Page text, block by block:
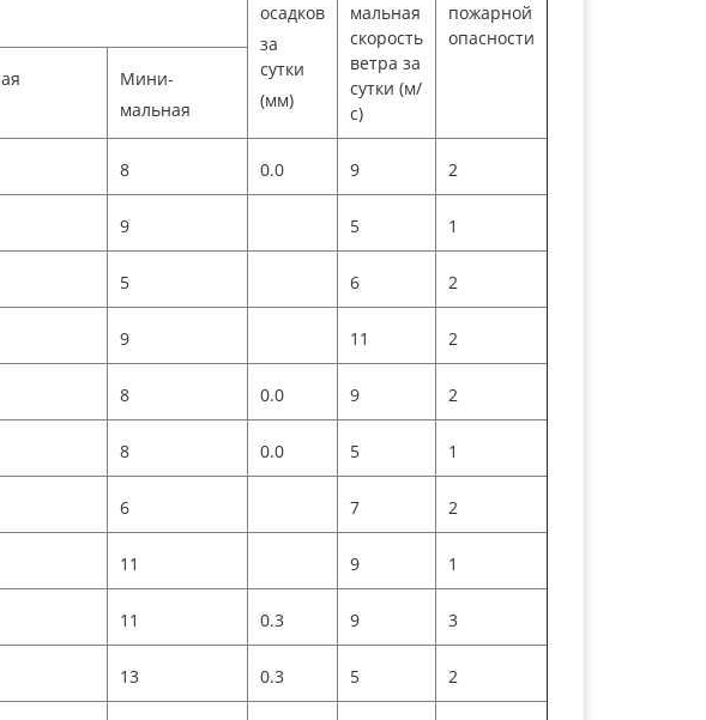
осадков
за
сутки
(мм)
мальная
скорость
ветра за
сутки (м/
с)
пожарной
опасности
Мини-
мальная
8 0.0 9 2
9 5 1
5 6 2
9 11 2
8 0.0 9 2
8 0.0 5 1
6 7 2
11 9 1
11 0.3 9 3
13 0.3 5 2